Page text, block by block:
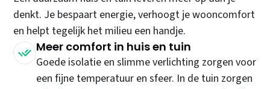
denkt. Je bespaart energie, verhoogt je wooncomfort
en helpt tegelijk het milieu een handje.
Meer comfort in huis en tuin
Goede isolatie en slimme verlichting zorgen voor
een fijne temperatuur en sfeer. In de tuin zorgen